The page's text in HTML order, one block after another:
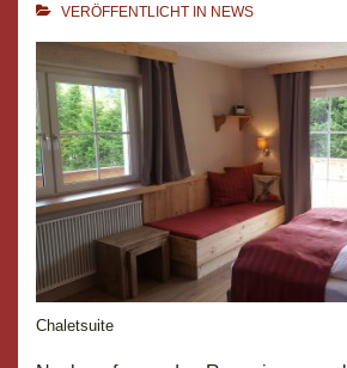
VERÖFFENTLICHT IN NEWS
Chaletsuite